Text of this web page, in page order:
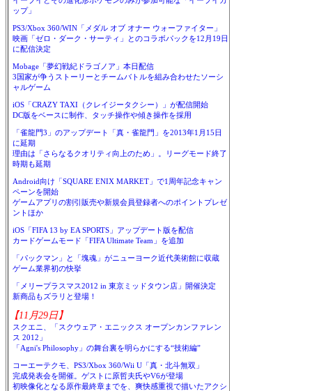
ップ」
PS3/Xbox 360/WIN「メダル オブ オナー ウォーファイター」
映画「ゼロ・ダーク・サーティ」とのコラボパックを12月19日
に配信決定
Mobage「夢幻戦紀ドラゴノア」本日配信
3国家が争うストーリーとチームバトルを組み合わせたソーシ
ャルゲーム
iOS「CRAZY TAXI（クレイジータクシー）」が配信開始
DC版をベースに制作、タッチ操作や傾き操作を採用
「雀龍門3」のアップデート「真・雀龍門」を2013年1月15日
に延期
理由は「さらなるクオリティ向上のため」。リーグモード終了
時期も延期
Android向け「SQUARE ENIX MARKET」で1周年記念キャン
ペーンを開始
ゲームアプリの割引販売や新規会員登録者へのポイントプレゼ
ントほか
iOS「FIFA 13 by EA SPORTS」アップデート版を配信
カードゲームモード「FIFA Ultimate Team」を追加
「パックマン」と「塊魂」がニューヨーク近代美術館に収蔵
ゲーム業界初の快挙
「メリープラスマス2012 in 東京ミッドタウン店」開催決定
新商品もズラリと登場！
【11月29日】
スクエニ、「スクウェア・エニックス オープンカンファレン
ス 2012」
「Agni's Philosophy」の舞台裏を明らかにする“技術編”
コーエーテクモ、PS3/Xbox 360/Wii U「真・北斗無双」
完成発表会を開催。ゲストに原哲夫氏やV6が登場
初映像化となる原作最終章までを、爽快感重視で描いたアクシ